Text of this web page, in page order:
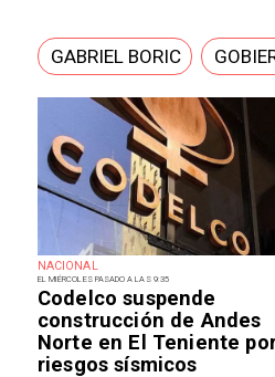
NACIONAL
EL MIÉRCOLES PASADO A LAS 9:35
Codelco suspende
construcción de Andes
Norte en El Teniente
riesgos sísmicos
GABRIEL BORIC